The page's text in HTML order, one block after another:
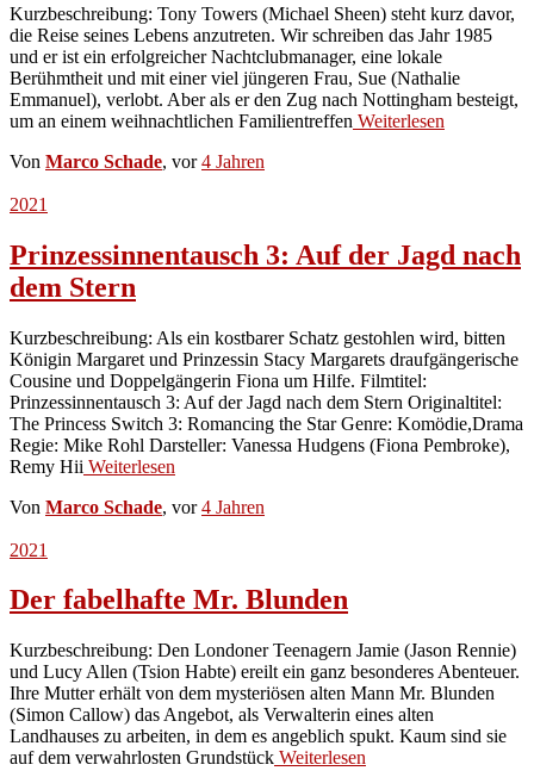
Kurzbeschreibung: Tony Towers (Michael Sheen) steht kurz davor,
die Reise seines Lebens anzutreten. Wir schreiben das Jahr 1985
und er ist ein erfolgreicher Nachtclubmanager, eine lokale
Berühmtheit und mit einer viel jüngeren Frau, Sue (Nathalie
Emmanuel), verlobt. Aber als er den Zug nach Nottingham besteigt,
um an einem weihnachtlichen Familientreffen Weiterlesen
Von Marco Schade, vor4 Jahren
2021
Prinzessinnentausch 3: Auf der Jagd nach
dem Stern
Kurzbeschreibung: Als ein kostbarer Schatz gestohlen wird, bitten
Königin Margaret und Prinzessin Stacy Margarets draufgängerische
Cousine und Doppelgängerin Fiona um Hilfe. Filmtitel:
Prinzessinnentausch 3: Auf der Jagd nach dem Stern Originaltitel:
The Princess Switch 3: Romancing the Star Genre: Komödie,Drama
Regie: Mike Rohl Darsteller: Vanessa Hudgens (Fiona Pembroke),
Remy Hii Weiterlesen
Von Marco Schade, vor4 Jahren
2021
Der fabelhafte Mr. Blunden
Kurzbeschreibung: Den Londoner Teenagern Jamie (Jason Rennie)
und Lucy Allen (Tsion Habte) ereilt ein ganz besonderes Abenteuer.
Ihre Mutter erhält von dem mysteriösen alten Mann Mr. Blunden
(Simon Callow) das Angebot, als Verwalterin eines alten
Landhauses zu arbeiten, in dem es angeblich spukt. Kaum sind sie
auf dem verwahrlosten Grundstück Weiterlesen